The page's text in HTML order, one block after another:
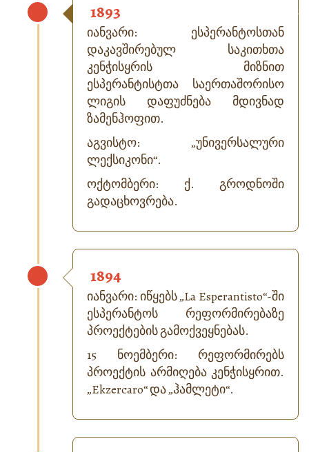
1893
იანვარი: ესპერანტოსთან
დაკავშირებულ საკითხთა
კენჭისყრის მიზნით
ესპერანტისტთა საერთაშორისო
ლიგის დაფუძნება მდივნად
ზამენჰოფით.
აგვისტო: „უნივერსალური
ლექსიკონი“.
ოქტომბერი: ქ. გროდნოში
გადაცხოვრება.
1894
იანვარი: იწყებს „La Esperantisto“-ში
ესპერანტოს რეფორმირებაზე
პროექტების გამოქვეყნებას.
15 ნოემბერი: რეფორმირებს
პროექტის არმიღება კენჭისყრით.
„Ekzercaro“ და „ჰამლეტი“.